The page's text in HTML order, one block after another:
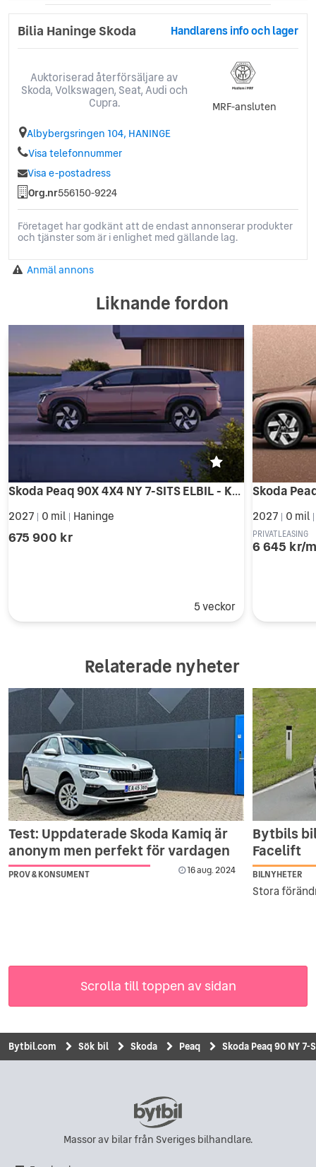
Bilia Haninge Skoda Handlarens info och lager
Auktoriserad återförsäljare av
Skoda, Volkswagen, Seat, Audi och
Cupra.
MRF-ansluten
Albybergsringen 104, HANINGE
Visa telefonnummer
Visa e-postadress
Org.nr556150-9224
Företaget har godkänt att de endast annonserar produkter
och tjänster som är i enlighet med gällande lag.
Anmäl annons
Liknande fordon
Skoda Peaq 90X 4X4 NY 7-SITS ELBIL - KAMPANJ BILIA Haninge!
2027 0 mil Haninge
675 900 kr
5 veckor
2027 0 mil
PRIVATLEASING
6 645 kr/
Relaterade nyheter
Test: Uppdaterade Skoda Kamiq är
anonym men perfekt för vardagen
PROV & KONSUMENT 16 aug. 2024
Bytbils
Facelift
BILNYHETER
Stora
Scrolla till toppen av sidan
Bytbil.com Sök bil Skoda Peaq Skoda Peaq 90 NY 7-
Massor av bilar från Sveriges bilhandlare.